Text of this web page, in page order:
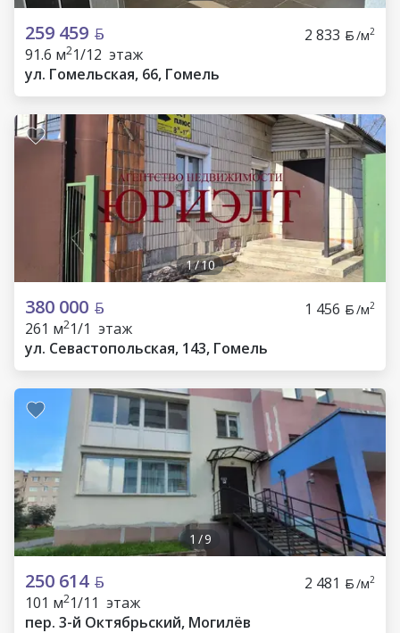
259 459 2 833 /м2
91.6 м21/12 этаж
ул. Гомельская, 66, Гомель
1/10
380 000 1 456 /м2
261 м21/1 этаж
ул. Севастопольская, 143, Гомель
1 /9
250 614 2 481 /м2
101 м21/11 этаж
пер. 3-й Октябрьский, Могилёв